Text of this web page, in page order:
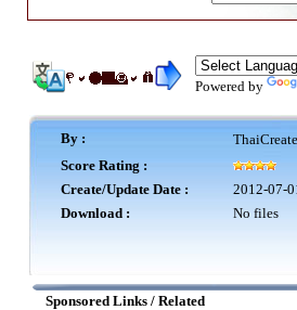
Powered by
By :
Score Rating :
Create/Update Date :
2012-07-
Download :
No files
Sponsored Links / Related